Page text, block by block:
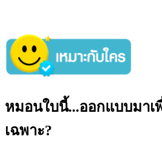
หมอนใบนี้...ออกแบบมาเ
เฉพาะ?